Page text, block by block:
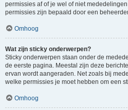
permissies af of je wel of niet
permissies zijn bepaald door een
Omhoog
Wat zijn sticky onderwerpen?
Sticky onderwerpen staan onder de
de eerste pagina. Meestal zijn deze
ervan wordt aangeraden. Net zoals bij
welke permissies je moet hebben om een
Omhoog